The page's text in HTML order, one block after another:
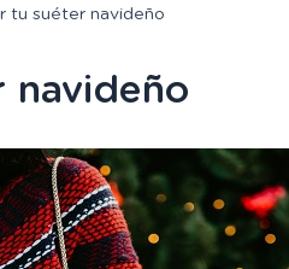
tu suéter navideño
navideño